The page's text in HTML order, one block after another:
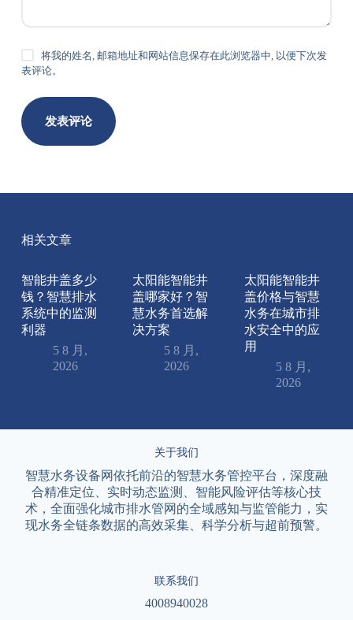
将我的姓名, 邮箱地址和网站信息保存在此浏览器中, 以便下次发
表评论。
发表评论
相关文章
智能井盖多少
钱？智慧排水
系统中的监测
利器
5 8 月,
2026
太阳能智能井
盖哪家好？智
慧水务首选解
决方案
5 8 月,
2026
太阳能智能井
盖价格与智慧
水务在城市排
水安全中的应
用
5 8 月,
2026
关于我们
智慧水务设备网依托前沿的智慧水务管控平台，深度融
合精准定位、实时动态监测、智能风险评估等核心技
术，全面强化城市排水管网的全域感知与监管能力，实
现水务全链条数据的高效采集、科学分析与超前预警。
联系我们
4008940028